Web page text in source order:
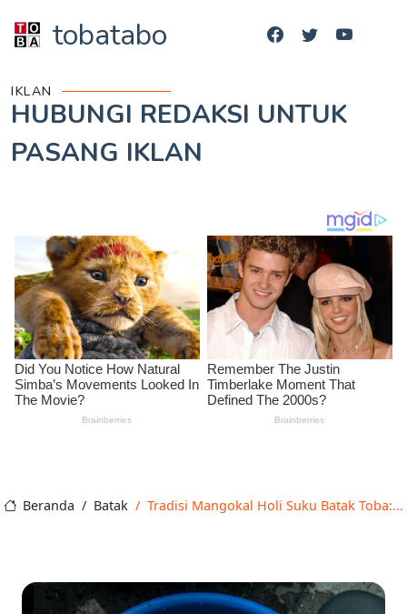
tobatabo
IKLAN
HUBUNGI REDAKSI UNTUK
PASANG IKLAN
Beranda Batak Tradisi Mangokal Holi Suku Batak Toba:...